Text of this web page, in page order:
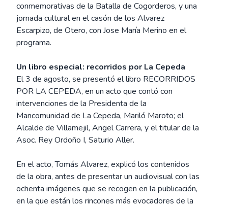
conmemorativas de la Batalla de Cogorderos, y una
jornada cultural en el casón de los Alvarez
Escarpizo, de Otero, con Jose María Merino en el
programa.
Un libro especial: recorridos por La Cepeda
El 3 de agosto, se presentó el libro RECORRIDOS
POR LA CEPEDA, en un acto que contó con
intervenciones de la Presidenta de la
Mancomunidad de La Cepeda, Mariló Maroto; el
Alcalde de Villamejil, Angel Carrera, y el titular de la
Asoc. Rey Ordoño I, Saturio Aller.
En el acto, Tomás Alvarez, explicó los contenidos
de la obra, antes de presentar un audiovisual con las
ochenta imágenes que se recogen en la publicación,
en la que están los rincones más evocadores de la